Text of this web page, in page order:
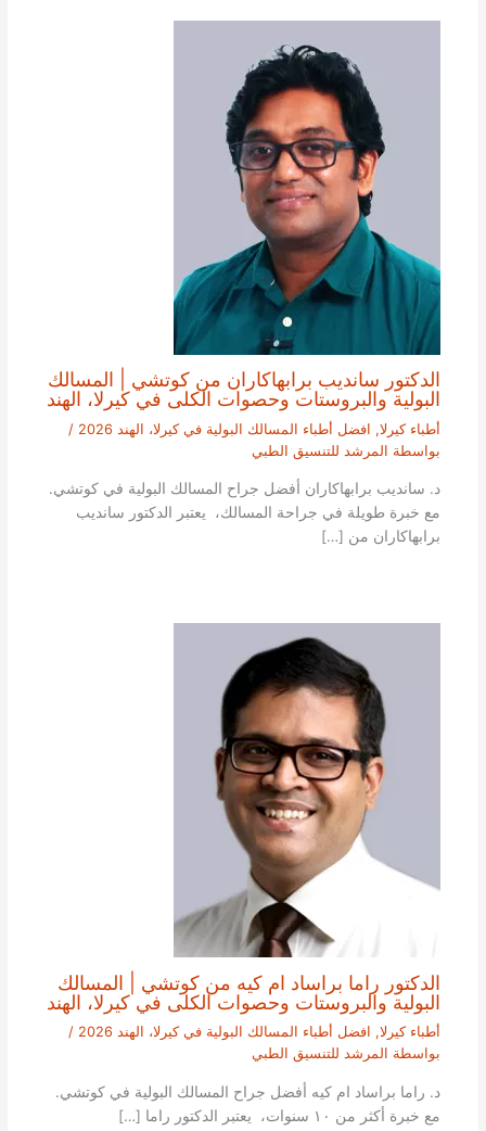
الدكتور سانديب برابهاكاران من كوتشي | المسالك
البولية والبروستات وحصوات الكلى في كيرلا، الهند
أطباء كيرلا, افضل أطباء المسالك البولية في كيرلا، الهند 2026
/
بواسطة المرشد للتنسيق الطبي
د. سانديب برابهاكاران أفضل جراح المسالك البولية في كوتشي.
مع خبرة طويلة في جراحة المسالك، يعتبر الدكتور سانديب
برابهاكاران من […]
الدكتور راما براساد ام كيه من كوتشي | المسالك
البولية والبروستات وحصوات الكلى في كيرلا، الهند
أطباء كيرلا, افضل أطباء المسالك البولية في كيرلا، الهند 2026
/
بواسطة المرشد للتنسيق الطبي
د. راما براساد ام كيه أفضل جراح المسالك البولية في كوتشي.
مع خبرة أكثر من ١٠ سنوات، يعتبر الدكتور راما […]